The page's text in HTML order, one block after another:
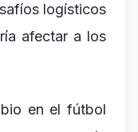
logísticos
afectar a los
en el fútbol